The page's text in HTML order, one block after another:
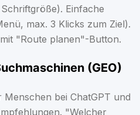
Einfache
max. 3 Klicks zum Ziel).
"Route planen"-Button.
(GEO)
bei ChatGPT und
"Welcher